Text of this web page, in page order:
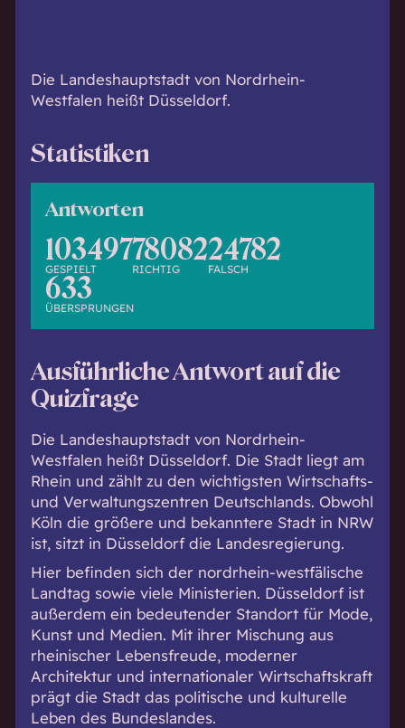
Die Landeshauptstadt von Nordrhein-
Westfalen heißt Düsseldorf.
Statistiken
Antworten
103497
GESPIELT
78082
RICHTIG
24782
FALSCH
633
ÜBERSPRUNGEN
Ausführliche Antwort auf die
Quizfrage
Die Landeshauptstadt von Nordrhein-
Westfalen heißt Düsseldorf. Die Stadt liegt am
Rhein und zählt zu den wichtigsten Wirtschafts-
und Verwaltungszentren Deutschlands. Obwohl
Köln die größere und bekanntere Stadt in NRW
ist, sitzt in Düsseldorf die Landesregierung.
Hier befinden sich der nordrhein-westfälische
Landtag sowie viele Ministerien. Düsseldorf ist
außerdem ein bedeutender Standort für Mode,
Kunst und Medien. Mit ihrer Mischung aus
rheinischer Lebensfreude, moderner
Architektur und internationaler Wirtschaftskraft
prägt die Stadt das politische und kulturelle
Leben des Bundeslandes.